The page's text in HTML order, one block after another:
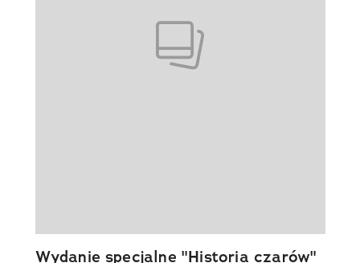
Wydanie specjalne "Historia czarów"